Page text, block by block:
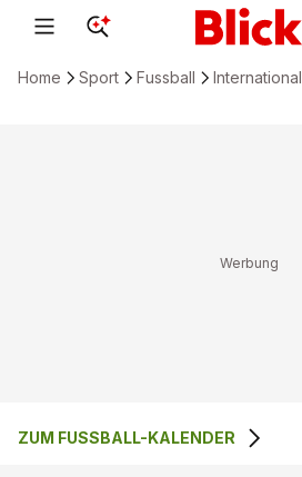
Home Sport Fussball International
2 :1
ZUM FUSSBALL-KALENDER